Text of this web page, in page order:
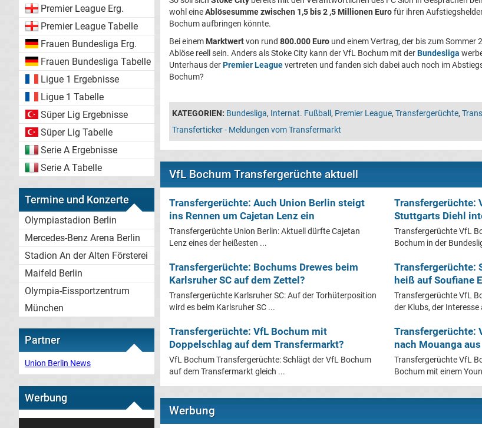
Premier League Erg.
Premier League Tabelle
Frauen Bundesliga Erg.
Frauen Bundesliga Tabelle
Ligue 1 Ergebnisse
Ligue 1 Tabelle
Süper Lig Ergebnisse
Süper Lig Tabelle
Serie A Ergebnisse
Serie A Tabelle
Termine und Konzerte
Olympiastadion Berlin
Mercedes-Benz Arena Berlin
Stadion An der Alten Försterei
Maifeld Berlin
Olympia-Eissportzentrum
München
Partner
Union Berlin News
Werbung
wohl eineAblösesumme zwischen 1,5 bis 2 ,5 Millionen Eurofür ihren
Bochum aufbringen könnte.
Bei einem Marktwertvon rund 800.000 Euro und einem Vertrag, der bis zum
Ablöse reell sein. Anders als Stoke City kann der VfL Bochum mit derBundesliga
Unterhaus derPremier Leaguevertreten und fanden sich dabei auch noch im
Bochum?
KATEGORIEN: Bundesliga, Internat. Fußball , Premier League, Transfergerüchte,
Transferticker - Meldungen vom Transfermarkt
VfL Bochum Transfergerüchte aktuell
Transfergerüchte: Auch Union Berlin steigt
ins Rennen um Cajetan Lenz ein
Transfergerüchte Union Berlin: Aktuell dürfte Cajetan
Lenz eines der heißesten ...
Transfergerüchte:
Stuttgarts Diehl
Transfergerüchte VfL
Bochum in der
Transfergerüchte: Bochums Drewes beim
Karlsruher SC auf dem Zettel?
Transfergerüchte Karlsruher SC: Auf der Torhüterposition
wird es beim Karlsruher SC ...
Transfergerüchte:
heiß auf Soufiane
Transfergerüchte VfL
der Klubs, der Interesse
Transfergerüchte: VfL Bochum mit
Doppelschlag auf dem Transfermarkt?
VfL Bochum Transfergerüchte: Schlägt der VfL Bochum
auf dem Transfermarkt gleich ...
Transfergerüchte:
nach Mouanga aus
Transfergerüchte VfL
Bochum mit einem
Werbung